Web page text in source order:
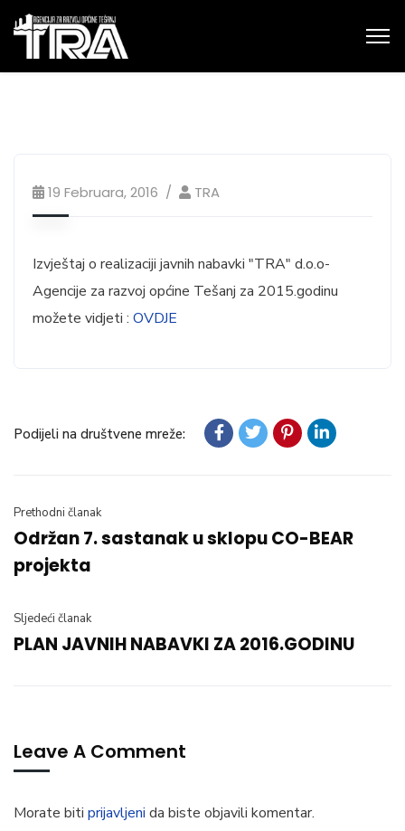
19 Februara, 2016 TRA
Izvještaj o realizaciji javnih nabavki "TRA" d.o.o-
Agencije za razvoj općine Tešanj za 2015.godinu
možete vidjeti : OVDJE
Podijeli na društvene mreže:
Prethodni članak
Održan 7. sastanak u sklopu CO-BEAR
projekta
Sljedeći članak
PLAN JAVNIH NABAVKI ZA 2016.GODINU
Leave A Comment
Morate biti prijavljeni da biste objavili komentar.